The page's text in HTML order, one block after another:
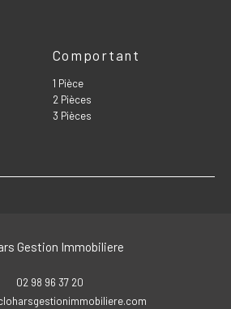
Comportant
1 Pièce
2 Pièces
3 Pièces
Gestion Immobiliere
02 98 96 37 20